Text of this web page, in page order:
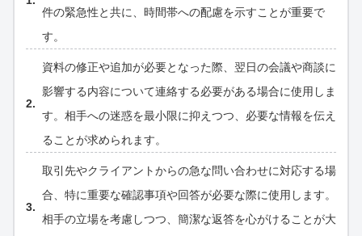
件の緊急性と共に、時間帯への配慮を示すことが重要で
す。
資料の修正や追加が必要となった際、翌日の会議や商談に
影響する内容について連絡する必要がある場合に使用しま
す。相手への迷惑を最小限に抑えつつ、必要な情報を伝え
ることが求められます。
取引先やクライアントからの急な問い合わせに対応する場
合、特に重要な確認事項や回答が必要な際に使用します。
相手の立場を考慮しつつ、簡潔な返答を心がけることが大